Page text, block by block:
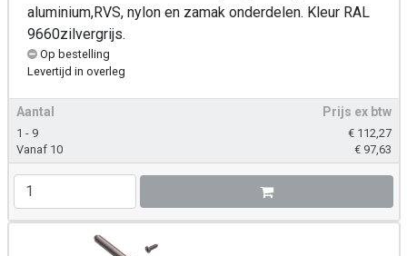
aluminium,RVS, nylon en zamak onderdelen. Kleur RAL
9660zilvergrijs.
Op bestelling
Levertijd in overleg
Aantal Prijs ex btw
1 - 9 € 112,27
Vanaf 10
€ 97,63